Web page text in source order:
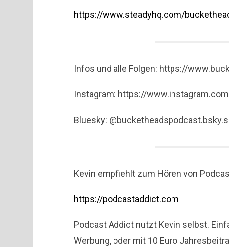
https://www.steadyhq.com/
Infos und alle Folgen: https://
Instagram: https://
Bluesky:
Kevin empfiehlt zum Hören von
https://podcastaddict.com
Podcast Addict nutzt Kevin selbst.
Werbung, oder mit 10 Euro